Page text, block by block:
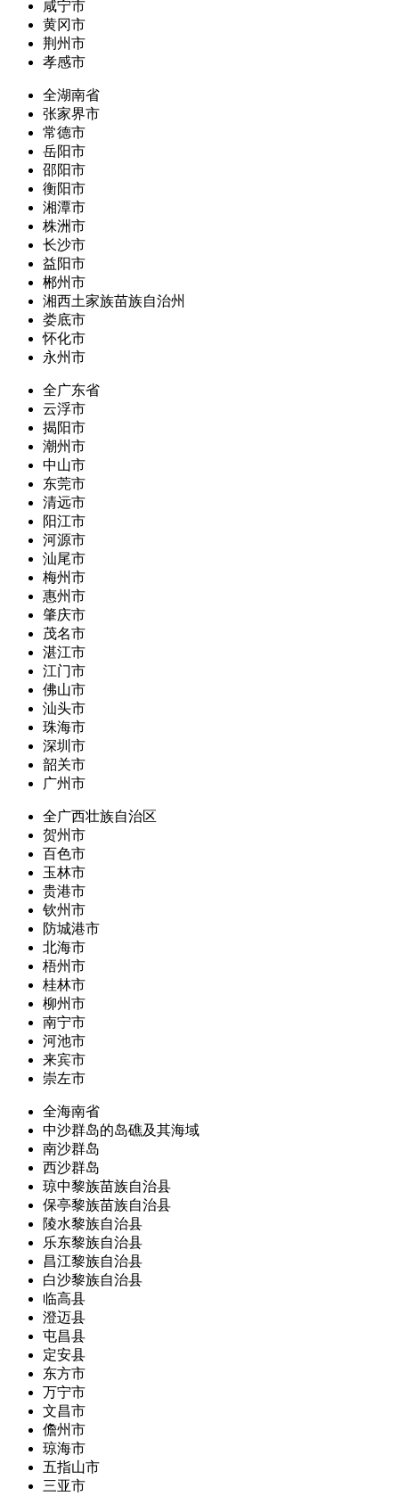
咸宁市
黄冈市
荆州市
孝感市
全湖南省
张家界市
常德市
岳阳市
邵阳市
衡阳市
湘潭市
株洲市
长沙市
益阳市
郴州市
湘西土家族苗族自治州
娄底市
怀化市
永州市
全广东省
云浮市
揭阳市
潮州市
中山市
东莞市
清远市
阳江市
河源市
汕尾市
梅州市
惠州市
肇庆市
茂名市
湛江市
江门市
佛山市
汕头市
珠海市
深圳市
韶关市
广州市
全广西壮族自治区
贺州市
百色市
玉林市
贵港市
钦州市
防城港市
北海市
梧州市
桂林市
柳州市
南宁市
河池市
来宾市
崇左市
全海南省
中沙群岛的岛礁及其海域
南沙群岛
西沙群岛
琼中黎族苗族自治县
保亭黎族苗族自治县
陵水黎族自治县
乐东黎族自治县
昌江黎族自治县
白沙黎族自治县
临高县
澄迈县
屯昌县
定安县
东方市
万宁市
文昌市
儋州市
琼海市
五指山市
三亚市